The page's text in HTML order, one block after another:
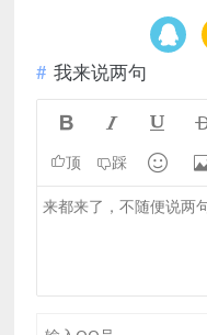
我来说两句
  
顶 踩 